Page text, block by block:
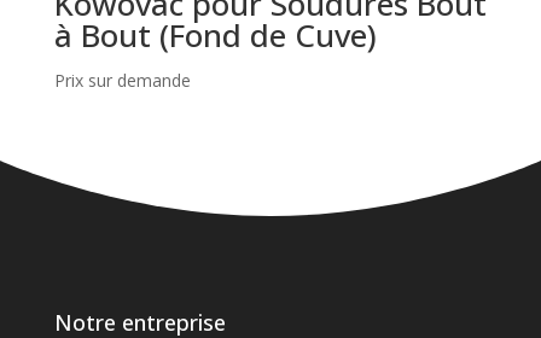
à Bout (Fond de Cuve)
Prix sur demande
Notre entreprise